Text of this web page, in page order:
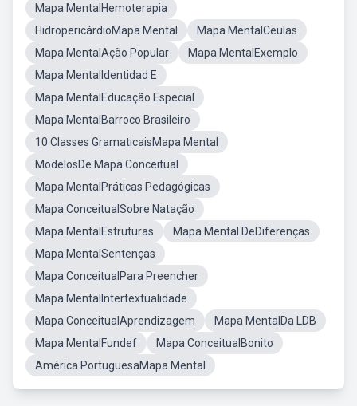
Mapa MentalHemoterapia
HidropericárdioMapa Mental
Mapa MentalCeulas
Mapa MentalAção Popular
Mapa MentalExemplo
Mapa MentalIdentidad E
Mapa MentalEducação Especial
Mapa MentalBarroco Brasileiro
10 Classes GramaticaisMapa Mental
ModelosDe Mapa Conceitual
Mapa MentalPráticas Pedagógicas
Mapa ConceitualSobre Natação
Mapa MentalEstruturas
Mapa Mental DeDiferenças
Mapa MentalSentenças
Mapa ConceitualPara Preencher
Mapa MentalIntertextualidade
Mapa ConceitualAprendizagem
Mapa MentalDa LDB
Mapa MentalFundef
Mapa ConceitualBonito
América PortuguesaMapa Mental